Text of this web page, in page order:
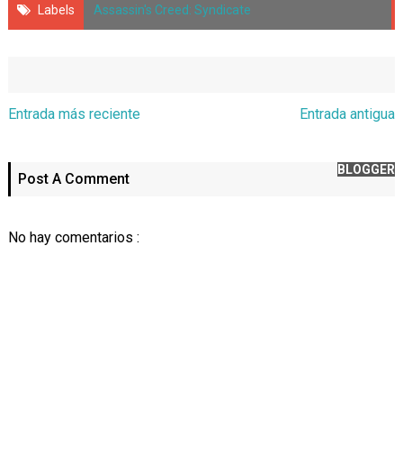
Labels Assassin's Creed: Syndicate
Entrada más reciente Entrada antigua
Post A Comment
BLOGGER
No hay comentarios :